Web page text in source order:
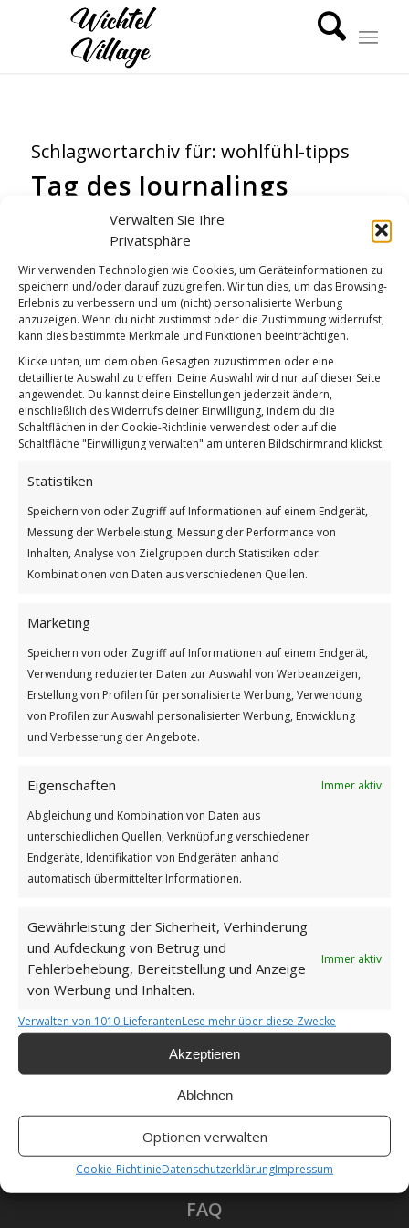
Verwalten Sie Ihre
Privatsphäre
Wir verwenden Technologien wie Cookies, um Geräteinformationen zu
speichern und/oder darauf zuzugreifen. Wir tun dies, um das Browsing-
Erlebnis zu verbessern und um (nicht) personalisierte Werbung
anzuzeigen. Wenn du nicht zustimmst oder die Zustimmung widerrufst,
kann dies bestimmte Merkmale und Funktionen beeinträchtigen.
Klicke unten, um dem oben Gesagten zuzustimmen oder eine
detaillierte Auswahl zu treffen. Deine Auswahl wird nur auf dieser Seite
angewendet. Du kannst deine Einstellungen jederzeit ändern,
einschließlich des Widerrufs deiner Einwilligung, indem du die
Schaltflächen in der Cookie-Richtlinie verwendest oder auf die
Schaltfläche "Einwilligung verwalten" am unteren Bildschirmrand klickst.
Statistiken
Speichern von oder Zugriff auf Informationen auf einem Endgerät,
Messung der Werbeleistung, Messung der Performance von
Inhalten, Analyse von Zielgruppen durch Statistiken oder
Kombinationen von Daten aus verschiedenen Quellen.
Marketing
Speichern von oder Zugriff auf Informationen auf einem Endgerät,
Verwendung reduzierter Daten zur Auswahl von Werbeanzeigen,
Erstellung von Profilen für personalisierte Werbung, Verwendung
von Profilen zur Auswahl personalisierter Werbung, Entwicklung
und Verbesserung der Angebote.
Eigenschaften
Immer aktiv
Abgleichung und Kombination von Daten aus
unterschiedlichen Quellen, Verknüpfung verschiedener
Endgeräte, Identifikation von Endgeräten anhand
automatisch übermittelter Informationen.
Gewährleistung der Sicherheit, Verhinderung
und Aufdeckung von Betrug und
Fehlerbehebung, Bereitstellung und Anzeige
von Werbung und Inhalten.
Immer aktiv
Verwalten von 1010-LieferantenLese mehr über diese Zwecke
Akzeptieren
Ablehnen
Optionen verwalten
Cookie-RichtlinieDatenschutzerklärungImpressum
Schlagwortarchiv für: wohlfühl-tipps
Tag des Journalings
WICHTEL-NEWS ,WICHTEL-TIPPS
Tag des Journalings
Weiterlesen
Wie findest du diesen Beitrag?
14. OKTOBER 2025 / 0 KOMMENTARE / VONBETTINA
Impressum
Datenschutzerklärung
Unsere Cookie-Richtlinie (EU)
Haftungsausschluss
Als Amazon-Partner verdiene ich an qualifizierten
Verkäufen.
FAQ